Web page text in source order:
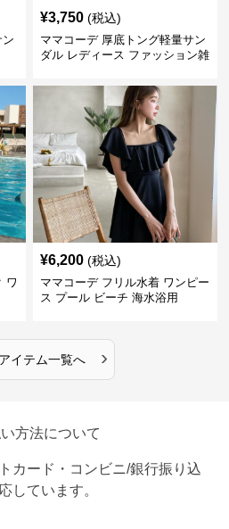
¥3,750 (税込)
ママコーデ 厚底トング軽量サン
ダル レディース ファッション雑
ワ
¥6,200 (税込)
ママコーデ フリル水着 ワンピー
ス プール ビーチ 海水浴用
イテム一覧へ ›
方法について
カード・コンビニ/銀行振り込
しています。